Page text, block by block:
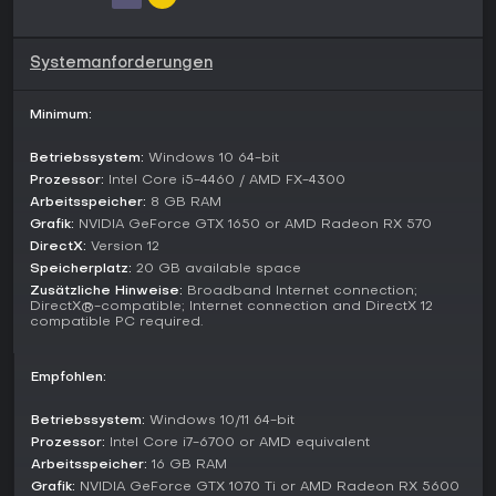
Combat Ops bietet kooperative Missionen mit dynamischen
Zielen wie Sabotage oder Unterstützung von
Nahkämpfe um Schlüsselpunkte. Für Solo-Spieler gibt es die
Missionen aus dem Jahr 1989 sowie Szenarien wie
Elimination und Air Support als fokussierte AI-
Arland und Kolguyev mit vielfältigen Landschaften von
Setting and Authenticity
Das Spiel rekonstruiert die Atmosphäre des Kalten Kriegs auf
detailreichen Inseln mit zeittypischen Elementen. Kolguyev,
Infiltrationsmissionen. Authentizität zeigt sich im Sounddesign
Mechaniken wie Inventarverwaltung und
Verletzungssimulation fordern Vorbereitung und machen
jeden Einsatz folgenreich.
Systemanforderungen
Minimum:
Betriebssystem: Windows 10 64-bit
Prozessor: Intel Core i5-4460 / AMD FX-4300
Arbeitsspeicher: 8 GB RAM
Grafik: NVIDIA GeForce GTX 1650 or AMD Radeon RX 570
DirectX: Version 12
Speicherplatz: 20 GB available space
Zusätzliche Hinweise: Broadband Internet connection;
DirectX®-compatible; Internet connection and DirectX 12
compatible PC required.
Empfohlen:
Betriebssystem: Windows 10/11 64-bit
Prozessor: Intel Core i7-6700 or AMD equivalent
Arbeitsspeicher: 16 GB RAM
Grafik: NVIDIA GeForce GTX 1070 Ti or AMD Radeon RX 5600